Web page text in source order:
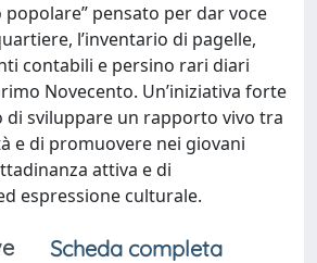
pensato per dar voce
l’inventario di pagelle,
contabili e persino rari diari
Novecento. Un’iniziativa forte
di sviluppare un rapporto vivo tra
e di promuovere nei giovani
attiva e di
espressione culturale.
Scheda completa